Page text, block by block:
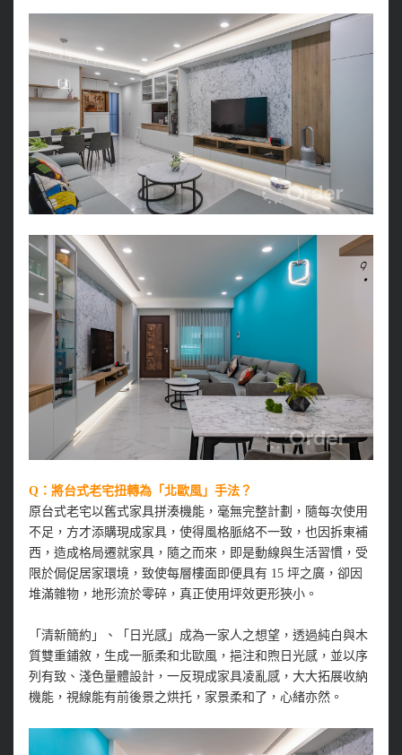
Q：將台式老宅扭轉為「北歐風」手法？
原台式老宅以舊式家具拼湊機能，毫無完整計劃，隨每次使用
不足，方才添購現成家具，使得風格脈絡不一致，也因拆東補
西，造成格局遷就家具，隨之而來，即是動線與生活習慣，受
限於侷促居家環境，致使每層樓面即便具有 15 坪之廣，卻因
堆滿雜物，地形流於零碎，真正使用坪效更形狹小。
「清新簡約」、「日光感」成為一家人之想望，透過純白與木
質雙重鋪敘，生成一脈柔和北歐風，挹注和煦日光感，並以序
列有致、淺色量體設計，一反現成家具凌亂感，大大拓展收納
機能，視線能有前後景之烘托，家景柔和了，心緒亦然。